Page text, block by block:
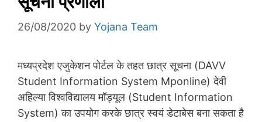
26/08/2020 by Yojana Team
मध्यप्रदेश एजुकेशन पोर्टल के तहत छात्र सूचना (DAVV
Student Information System Mponline) देवी
अहिल्या विश्वविद्यालय मॉड्यूल (Student Information
System) का उपयोग करके छात्र स्वयं डेटाबेस बना सकता है